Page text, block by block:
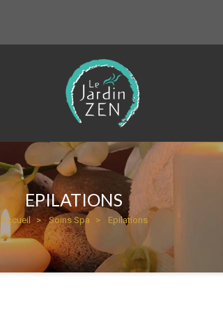
EPILATIONS
Accueil Soins Spa Epilations